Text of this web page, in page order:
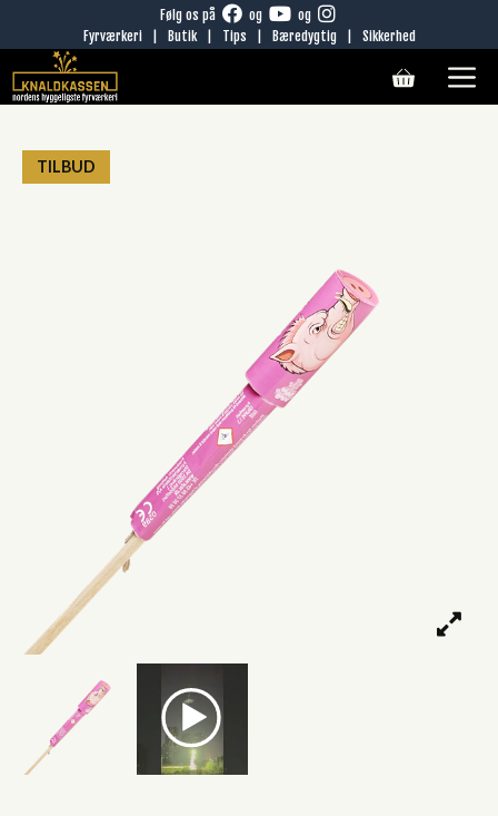
til
indhold
Følg os på og
og
Fyrværkeri
Butik Tips Bæredygtig Sikkerhed
TILBUD